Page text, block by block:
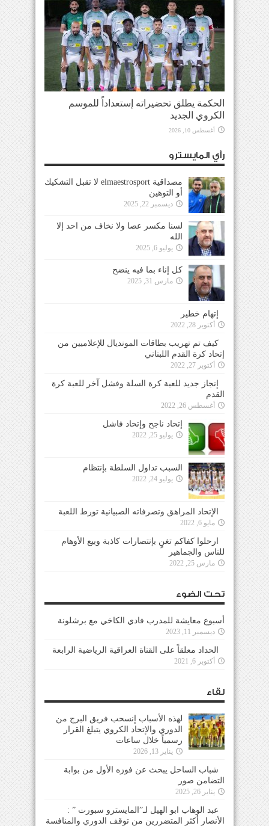
الحكمة يطلق تحضيراته إستعداداً للموسم
الكروي الجديد
أغسطس 10, 2026
رأي المايسترو
مصداقية elmaestrosport لا تقبل التشكيك
أو التوهين
ديسمبر 22, 2025
لسنا مكسر عصا ولا نخاف من احد إلا
الله
يوليو 6, 2025
كل إناء بما فيه ينضح
مارس 31, 2025
إتهام خطير
أكتوبر 28, 2022
كيف تم تهريب بطاقات المونديال للإعلاميين من
إتحاد كرة القدم اللبناني
أكتوبر 27, 2022
إنجاز جديد للعبة كرة السلة وفشل آخر للعبة كرة
القدم
أغسطس 26, 2022
إتحاد ناجح وإتحاد فاشل
يوليو 25, 2022
السبب تداول السلطة بإنتظام
يوليو 24, 2022
الإتحاد المراهق وتصرفاته الصبيانية تورط اللعبة
مايو 6, 2022
ارحلوا كفاكم تغنٍ بإنتصارات كاذبة وبيع الأوهام
للناس والجماهير
مارس 25, 2022
تحت الضوء
أسبوع معايشة للمدرب فادي الكاخي مع برشلونة
ديسمبر 11, 2023
الحداد معلقاً على القناة العراقية الرياضية الرابعة
أكتوبر 6, 2021
لقاء
لهذه الأسباب إنسحب فريق البرج من
الدوري والإتحاد الكروي يتبلغ القرار
رسمياً خلال ساعات
يناير 13, 2026
شباب الساحل يبحث عن فوزه الأول من بوابة
التضامن صور
يناير 26, 2025
عبد الوهاب ابو الهيل لـ”المايسترو سبورت ” :
الأنصار أكثر المتضررين من توقف الدوري والمنافسة